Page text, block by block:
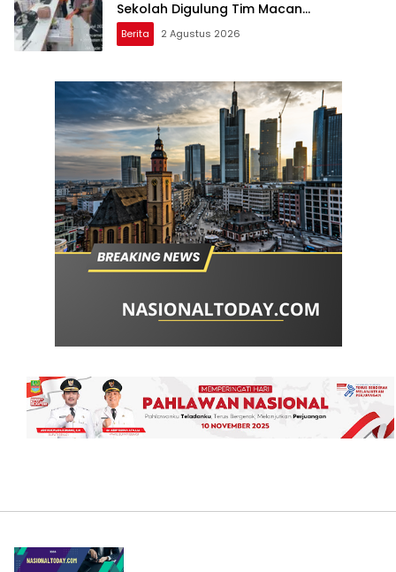
Sekolah Digulung Tim Macan
Blambangan
Berita 2 Agustus 2026